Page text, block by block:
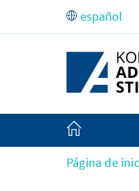
Saltar al contenido
Página de